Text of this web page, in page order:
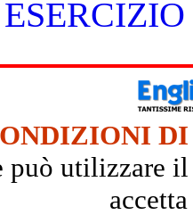
DI
può utilizzare il